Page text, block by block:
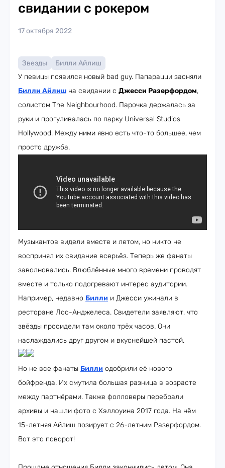
свидании с рокером
17 октября 2022
Звезды
Билли Айлиш
У певицы появился новый bad guy. Папарацци засняли
Билли Айлиш на свидании с Джесси Разерфордом,
солистом The Neighbourhood. Парочка держалась за
руки и прогуливалась по парку Universal Studios
Hollywood. Между ними явно есть что-то большее, чем
просто дружба.
Музыкантов видели вместе и летом, но никто не
воспринял их свидание всерьёз. Теперь же фанаты
заволновались. Влюблённые много времени проводят
вместе и только подогревают интерес аудитории.
Например, недавно Билли и Джесси ужинали в
ресторане Лос-Анджелеса. Свидетели заявляют, что
звёзды просидели там около трёх часов. Они
наслаждались друг другом и вкуснейшей пастой.
Но не все фанаты Билли одобрили её нового
бойфренда. Их смутила большая разница в возрасте
между партнёрами. Также фолловеры перебрали
архивы и нашли фото с Хэллоуина 2017 года. На нём
15-летняя Айлиш позирует с 26-летним Разерфордом.
Вот это поворот!